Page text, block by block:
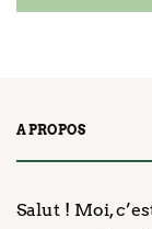
A PROPOS
Salut ! Moi,